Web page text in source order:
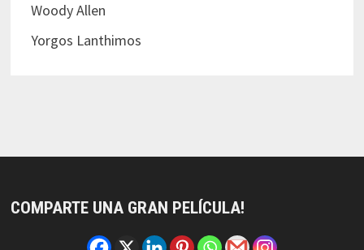
Woody Allen
Yorgos Lanthimos
COMPARTE UNA GRAN PELÍCULA!